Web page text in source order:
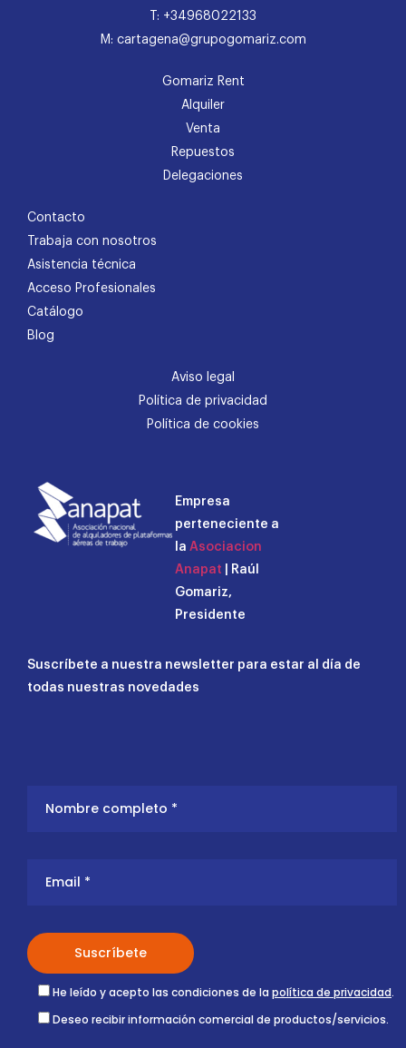
T: +34968022133
M: cartagena@grupogomariz.com
Gomariz Rent
Alquiler
Venta
Repuestos
Delegaciones
Contacto
Trabaja con nosotros
Asistencia técnica
Acceso Profesionales
Catálogo
Blog
Aviso legal
Política de privacidad
Política de cookies
Empresa
perteneciente a
la Asociacion
Anapat | Raúl
Gomariz,
Presidente
Suscríbete a nuestra newsletter para estar al día de
todas nuestras novedades
He leído y acepto las condiciones de la política de privacidad.
Deseo recibir información comercial de productos/servicios.